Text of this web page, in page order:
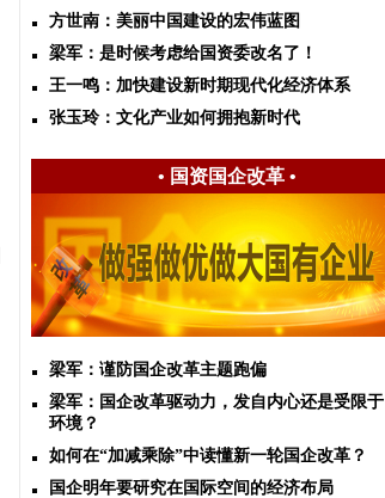
方世南：美丽中国建设的宏伟蓝图
梁军：是时候考虑给国资委改名了！
王一鸣：加快建设新时期现代化经济体系
张玉玲：文化产业如何拥抱新时代
• 国资国企改革•
梁军：谨防国企改革主题跑偏
梁军：国企改革驱动力，发自内心还是受限于
环境？
如何在“加减乘除”中读懂新一轮国企改革？
国企明年要研究在国际空间的经济布局